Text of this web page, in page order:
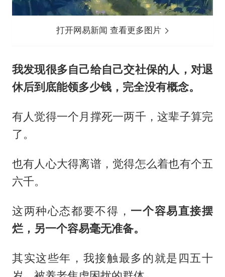
打开网易新闻 查看更多图片
我发现很多自己给自己交社保的人，对退
休后到底能领多少钱，完全没有概念。
有人觉得一个月撑死一两千，这辈子算完
了。
也有人心大得离谱，觉得怎么着也有个五
六千。
这两种心态都要不得， 一个容易直接摆
烂，另一个容易毫无准备。
其实这些年，我接触最多的就是四五十